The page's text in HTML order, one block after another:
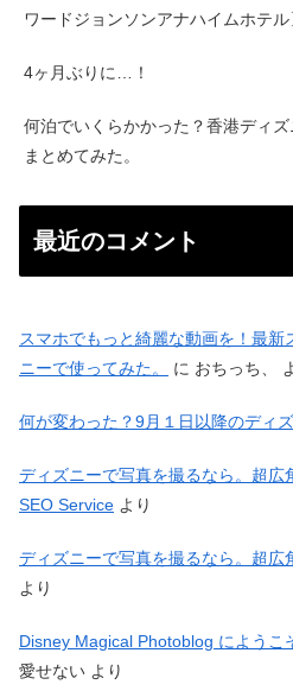
ワードジョンソンアナハイムホテル
4ヶ月ぶりに…！
何泊でいくらかかった？香港ディ
まとめてみた。
最近のコメント
スマホでもっと綺麗な動画を！最新
ニーで使ってみた。
に おちっち、
何が変わった？9月１日以降のディズ
ディズニーで写真を撮るなら。超広
SEO Service より
ディズニーで写真を撮るなら。超広
より
Disney Magical Photoblog にようこ
愛せない より